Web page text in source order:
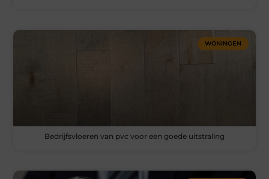
WONINGEN
Bedrijfsvloeren van pvc voor een goede uitstraling